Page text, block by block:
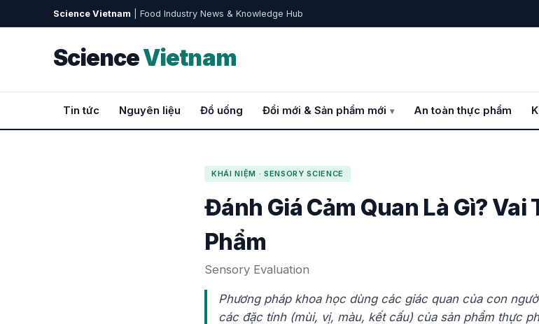
Science Vietnam | Food Industry News & Knowledge Hub
ScienceVietnam
Tin tức Nguyên liệu Đồ uống Đổi mới & Sản phẩm mới An toàn thực phẩm
KHÁI NIỆM · SENSORY SCIENCE
Đánh Giá Cảm Quan Là Gì?
Phẩm
Sensory Evaluation
Phương pháp khoa học dùng các giác quan của con
các đặc tính (mùi, vị, màu, kết cấu) của sản phẩm thực